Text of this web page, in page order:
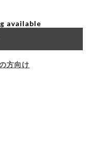
available
方向け